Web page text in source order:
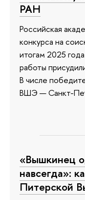
РАН
Российская
конкурса на
итогам 2025
работы
В числе
ВШЭ — Санкт-
«Вышкинец
навсегда»:
Питерской